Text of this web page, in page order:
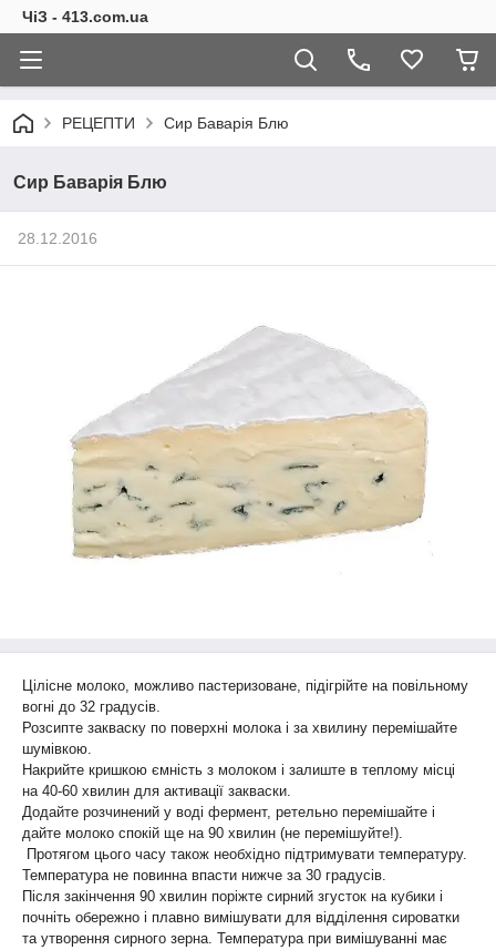
ЧіЗ - 413.com.ua
РЕЦЕПТИ Сир Баварія Блю
Сир Баварія Блю
28.12.2016
Цілісне молоко, можливо пастеризоване, підігрійте на повільному
вогні до 32 градусів.
Розсипте закваску по поверхні молока і за хвилину перемішайте
шумівкою.
Накрийте кришкою ємність з молоком і залиште в теплому місці
на 40-60 хвилин для активації закваски.
Додайте розчинений у воді фермент, ретельно перемішайте і
дайте молоко спокій ще на 90 хвилин (не перемішуйте!).
Протягом цього часу також необхідно підтримувати температуру.
Температура не повинна впасти нижче за 30 градусів.
Після закінчення 90 хвилин поріжте сирний згусток на кубики і
почніть обережно і плавно вимішувати для відділення сироватки
та утворення сирного зерна. Температура при вимішуванні має